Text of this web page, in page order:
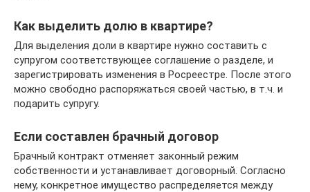
Как выделить долю в квартире?
Для выделения доли в квартире нужно составить с
супругом соответствующее соглашение о разделе, и
зарегистрировать изменения в Росреестре. После этого
можно свободно распоряжаться своей частью, в т.ч. и
подарить супругу.
Если составлен брачный договор
Брачный контракт отменяет законный режим
собственности и устанавливает договорный. Согласно
нему, конкретное имущество распределяется между